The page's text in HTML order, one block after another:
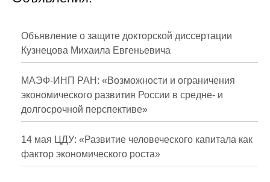
Материалы для СМИ
Публикации
Научная жизнь
Проблемы прогнозирования
О журнале
Номера журналов
Объявление о защите докторской диссертации
Кузнецова Михаила Евгеньевича
МАЭФ-ИНП РАН: «Возможности и ограничения
экономического развития России в средне- и
долгосрочной перспективе»
14 мая ЦДУ: «Развитие человеческого капитала как
фактор экономического роста»